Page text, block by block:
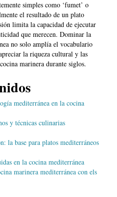
simples como ‘fumet’ o
el resultado de un plato
limita la capacidad de ejecutar
que merecen. Dominar la
no solo amplía el vocabulario
la riqueza cultural y las
marinera durante siglos.
mediterránea en la cocina
y técnicas culinarias
la base para platos mediterráneos
en la cocina mediterránea
marinera mediterránea con els